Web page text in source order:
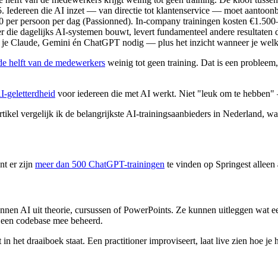
Iedereen die AI inzet — van directie tot klantenservice — moet
persoon per dag (Passionned). In-company trainingen kosten
die dagelijks AI-systemen bouwt, levert fundamenteel andere resultaten
Claude, Gemini én ChatGPT nodig — plus het inzicht wanneer je
helft van de medewerkers weinig tot geen training. Dat is een
geletterdheid voor iedereen die met AI werkt. Niet "leuk om te
vergelijk ik de belangrijkste AI-trainingsaanbieders in Nederland,
er zijn meer dan 500 ChatGPT-trainingen te vinden op Springest
AI uit theorie, cursussen of PowerPoints. Ze kunnen uitleggen wat
codebase mee beheerd.
het draaiboek staat. Een practitioner improviseert, laat live zien hoe